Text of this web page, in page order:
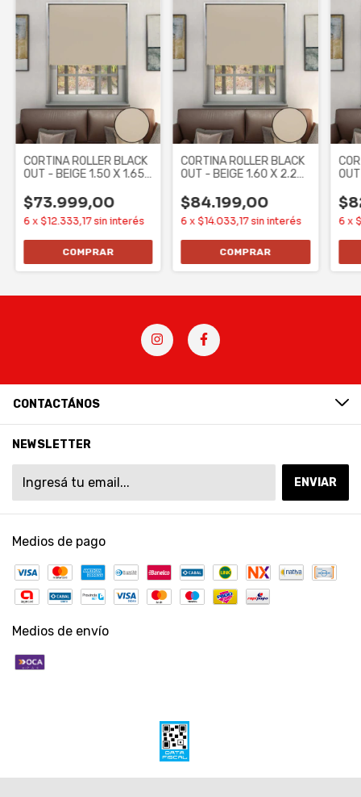
CORTINA ROLLER BLACK
OUT - BEIGE 1.50 X 1.65
$73.999,00
6 x $12.333,17 sin interés
CORTINA ROLLER BLACK
OUT - BEIGE 1.60 X 2.20
$84.199,00
6 x $14.033,17 sin interés 6 x
CONTACTÁNOS
NEWSLETTER
Medios de pago
Medios de envío